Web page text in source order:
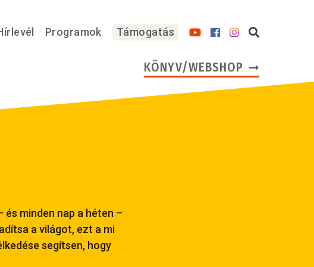
Programok Támogatás
KÖNYV/WEBSHOP
minden nap a héten –
a világot, ezt a mi
segítsen, hogy